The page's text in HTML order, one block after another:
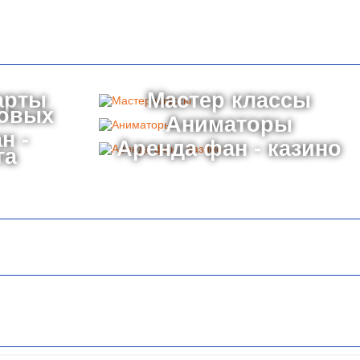
Мастер классы
Аниматоры
- Аренда фан - казино